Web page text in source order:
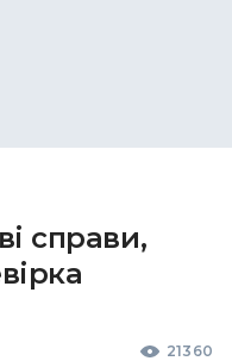
справи,
21360